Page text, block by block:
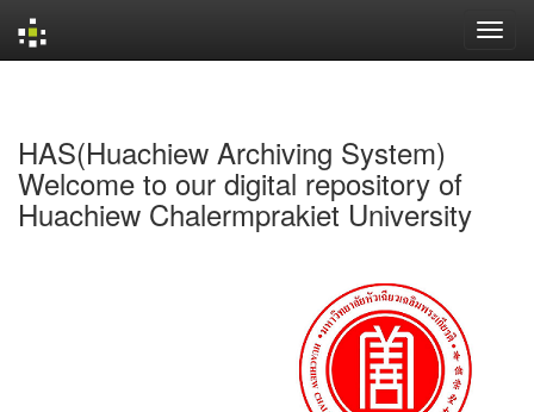
HAS(Huachiew Archiving System)
Welcome to our digital repository of
Huachiew Chalermprakiet University